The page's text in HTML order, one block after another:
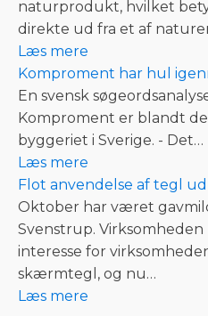
naturprodukt, hvilket
direkte ud fra et af
Læs mere
Komproment har hul
En svensk
Komproment er blandt
byggeriet i Sverige. - Det…
Læs mere
Flot anvendelse af tegl
Oktober har været
Svenstrup.
interesse for
skærmtegl, og nu…
Læs mere